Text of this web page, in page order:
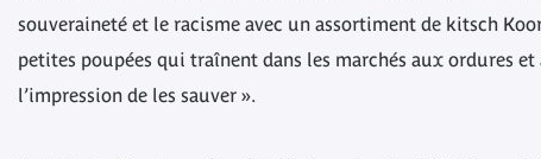
souveraineté et le racisme avec un assortiment de kitsch
petites poupées qui traînent dans les marchés aux ordures
l’impression de les sauver ».